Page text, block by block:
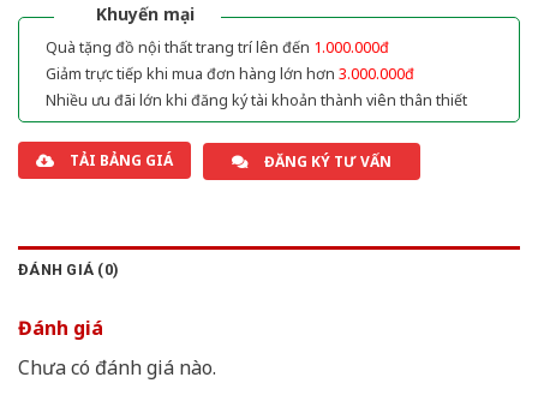
Khuyến mại
Quà tặng đồ nội thất trang trí lên đến 1.000.000đ
Giảm trực tiếp khi mua đơn hàng lớn hơn 3.000.000đ
Nhiều ưu đãi lớn khi đăng ký tài khoản thành viên thân thiết
TẢI BẢNG GIÁ ĐĂNG KÝ TƯ VẤN
ĐÁNH GIÁ (0)
Đánh giá
Chưa có đánh giá nào.